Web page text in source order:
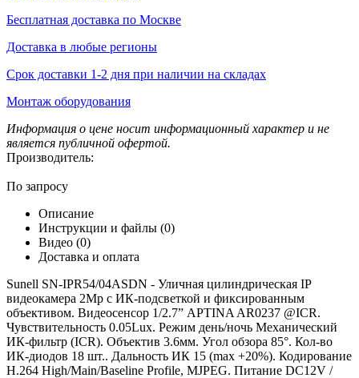
Бесплатная доставка по Москве
Доставка в любые регионы
Срок доставки 1-2 дня при наличии на складах
Монтаж оборудования
Информация о цене носит информационный характер и не
является публичной офертой.
Производитель:
По запросу
Описание
Инструкции и файлы (0)
Видео (0)
Доставка и оплата
Sunell SN-IPR54/04ASDN - Уличная цилиндрическая IP
видеокамера 2Mp с ИК-подсветкой и фиксированным
объективом. Видеосенсор 1/2.7” APTINA AR0237 @ICR.
Чувствительность 0.05Lux. Режим день/ночь Механический
ИК-фильтр (ICR). Объектив 3.6мм. Угол обзора 85°. Кол-во
ИК-диодов 18 шт.. Дальность ИК 15 (max +20%). Кодирование
H.264 High/Main/Baseline Profile, MJPEG. Питание DC12V /